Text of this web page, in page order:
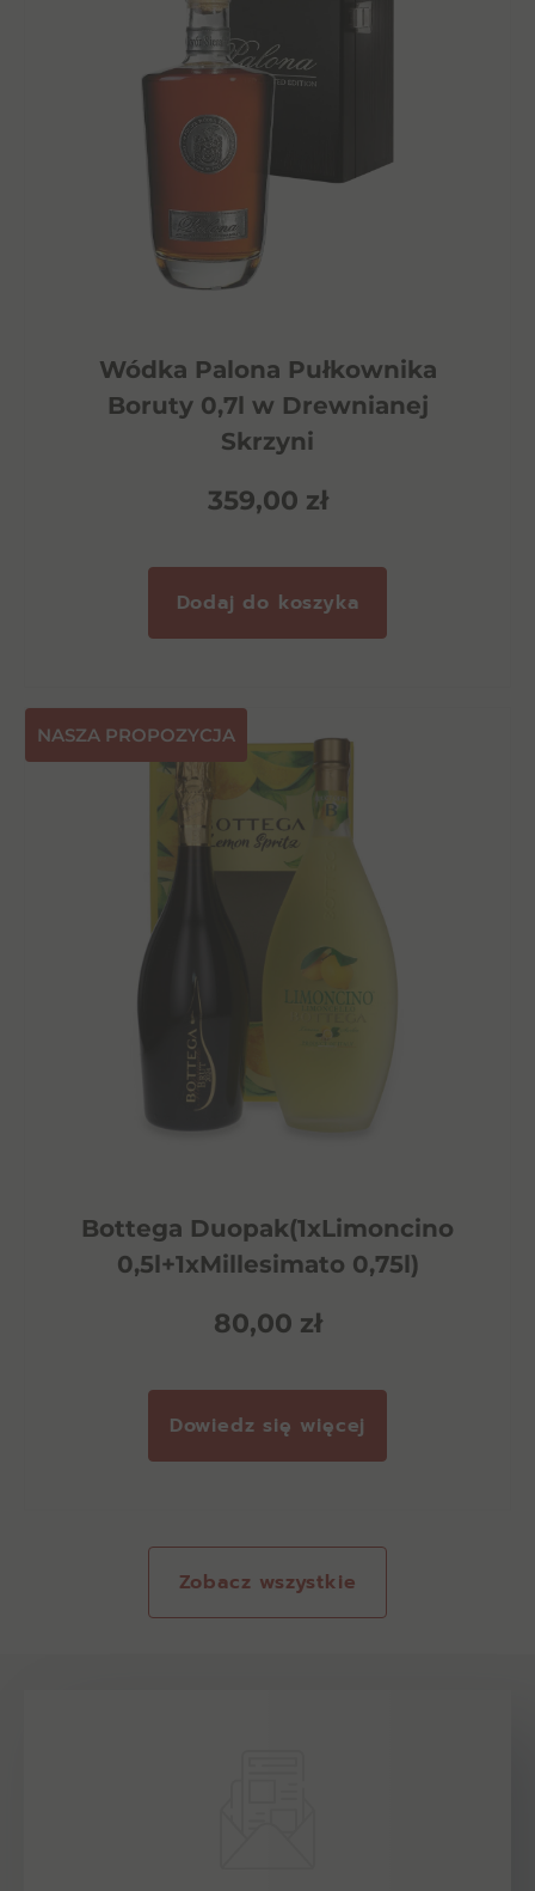
Wódka Palona Pułkownika
Boruty 0,7l w Drewnianej
Skrzyni
359,00 zł
Dodaj do koszyka
NASZA PROPOZYCJA
Bottega Duopak(1xLimoncino
0,5l+1xMillesimato 0,75l)
80,00 zł
Dowiedz się więcej
Zobacz wszystkie